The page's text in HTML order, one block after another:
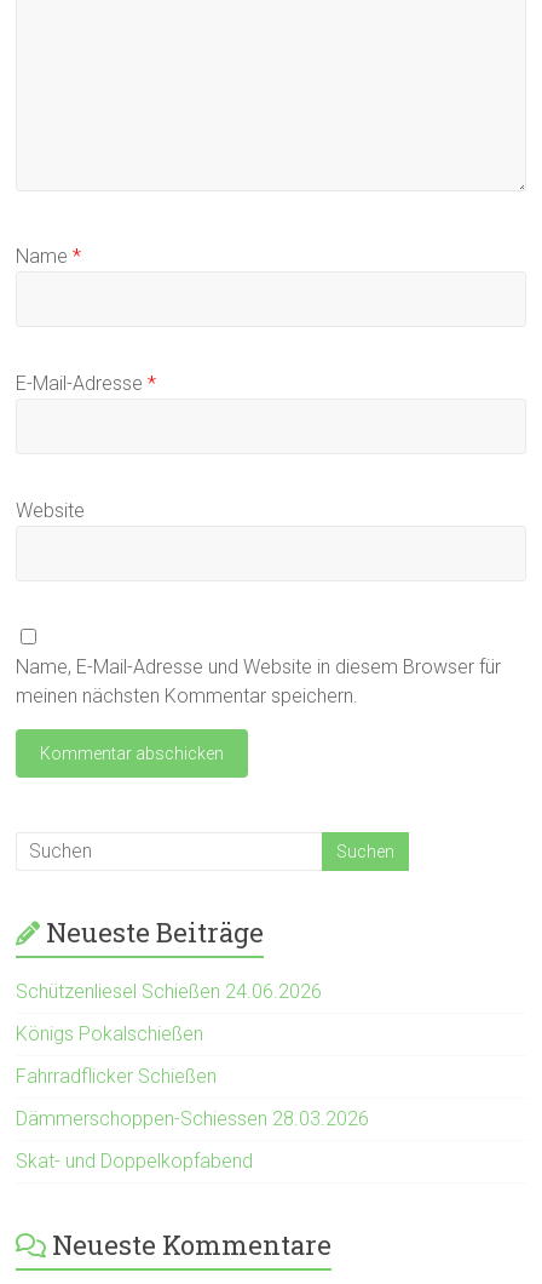
Name*
E-Mail-Adresse*
Website
Name, E-Mail-Adresse und Website in diesem Browser für
meinen nächsten Kommentar speichern.
Neueste Beiträge
Schützenliesel Schießen 24.06.2026
Königs Pokalschießen
Fahrradflicker Schießen
Dämmerschoppen-Schiessen 28.03.2026
Skat- und Doppelkopfabend
Neueste Kommentare